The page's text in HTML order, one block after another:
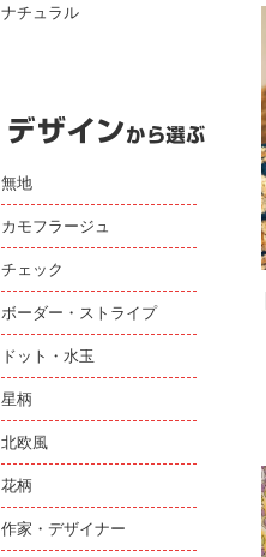
ナチュラル
無地
カモフラージュ
チェック
ボーダー・ストライプ
ドット・水玉
星柄
北欧風
花柄
作家・デザイナー